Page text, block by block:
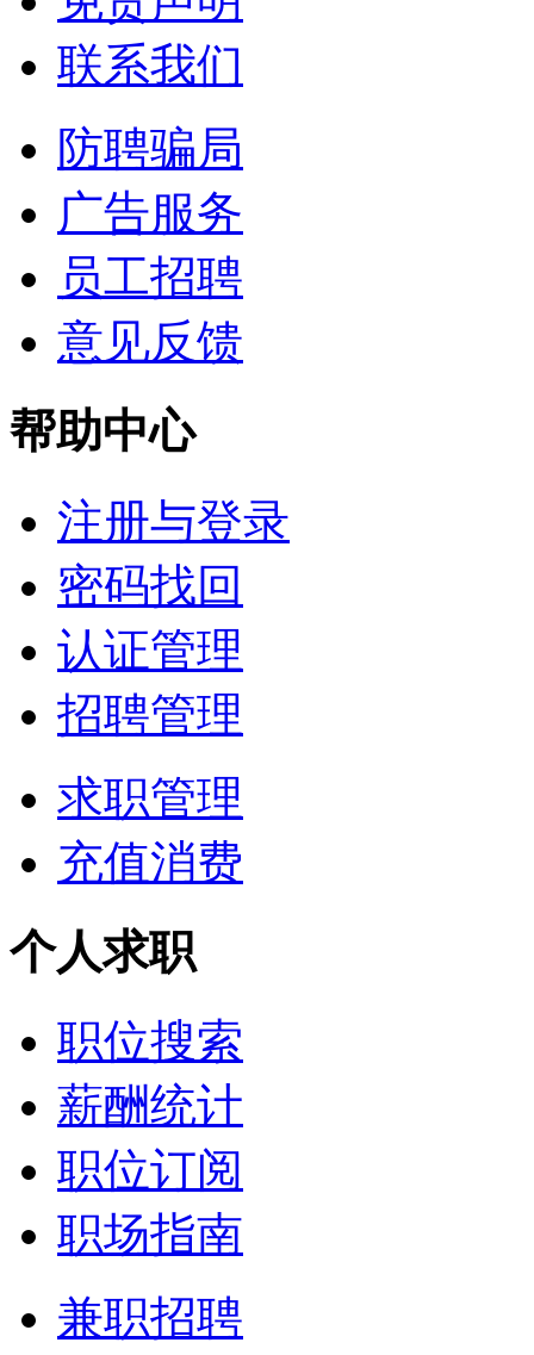
联系我们
防聘骗局
广告服务
员工招聘
意见反馈
帮助中心
注册与登录
密码找回
认证管理
招聘管理
求职管理
充值消费
个人求职
职位搜索
薪酬统计
职位订阅
职场指南
兼职招聘